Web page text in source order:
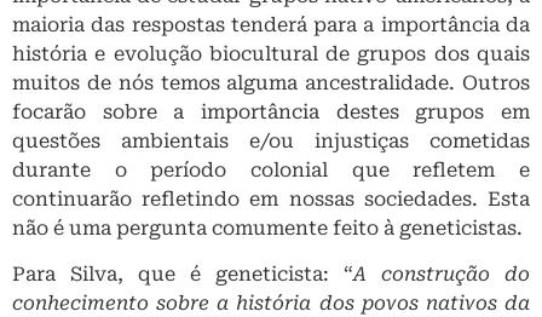
maioria das respostas tenderá para a importância da
história e evolução biocultural de grupos dos quais
muitos de nós temos alguma ancestralidade. Outros
focarão sobre a importância destes grupos em
questões ambientais e/ou injustiças cometidas
durante o período colonial que refletem e
continuarão refletindo em nossas sociedades. Esta
não é uma pergunta comumente feito à geneticistas.
Para Silva, que é geneticista: “A construção do
conhecimento sobre a história dos povos nativos da